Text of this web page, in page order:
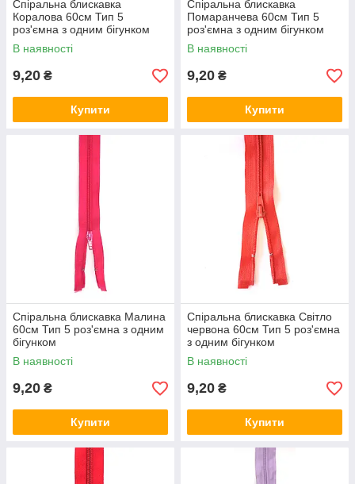
Спіральна блискавка
Коралова 60см Тип 5
роз'ємна з одним бігунком
В наявності
9,20 ₴
Купити
Спіральна блискавка
Помаранчева 60см Тип 5
роз'ємна з одним бігунком
В наявності
9,20 ₴
Купити
Спіральна блискавка Малина
60см Тип 5 роз'ємна з одним
бігунком
В наявності
9,20 ₴
Купити
Спіральна блискавка Світло
червона 60см Тип 5 роз'ємна
з одним бігунком
В наявності
9,20 ₴
Купити